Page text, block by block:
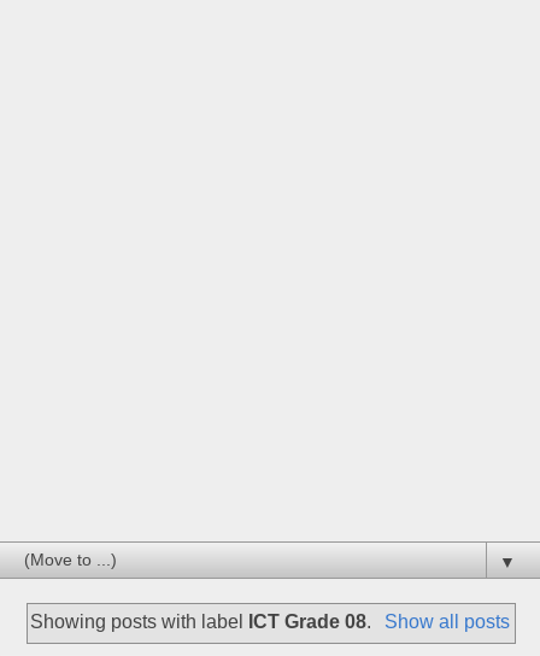
▼
Showing posts with label ICT Grade 08. Show all posts